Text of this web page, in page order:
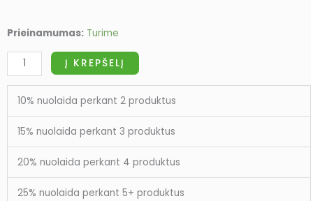
Prieinamumas: Turime
kiekis:
CBD
aliejus
Į KREPŠELĮ
10% nuolaida perkant 2 produktus
15% nuolaida perkant 3 produktus
20% nuolaida perkant 4 produktus
25% nuolaida perkant 5+ produktus